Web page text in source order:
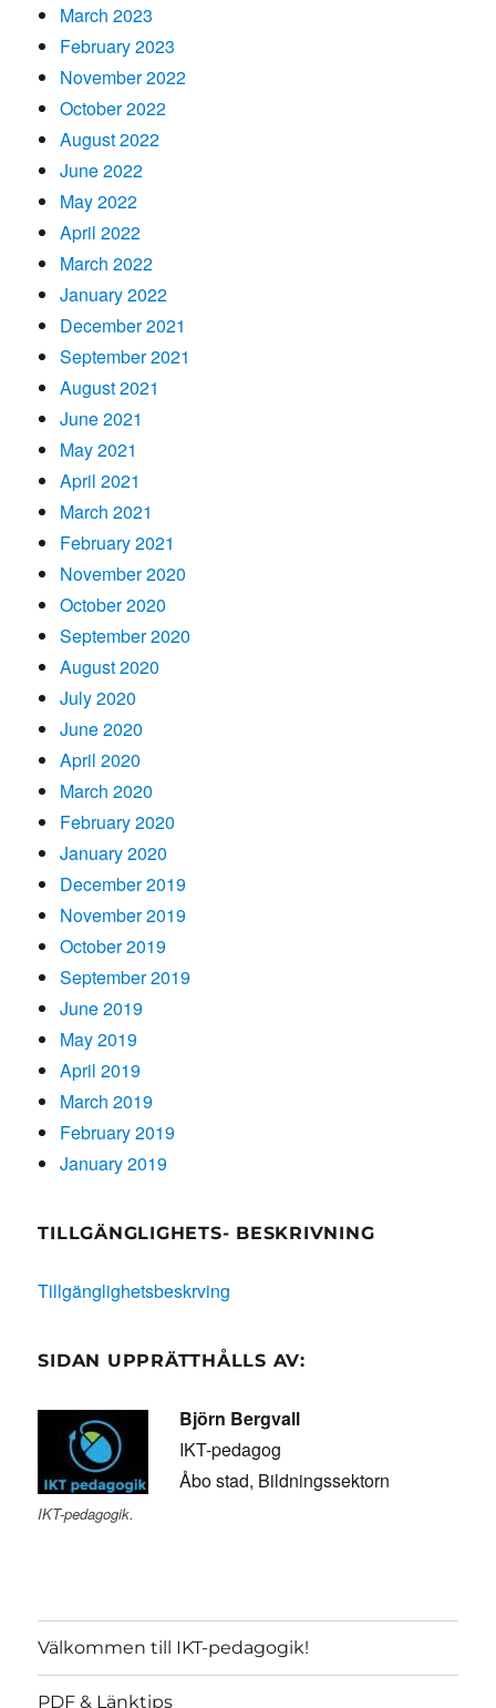
March 2023
February 2023
November 2022
October 2022
August 2022
June 2022
May 2022
April 2022
March 2022
January 2022
December 2021
September 2021
August 2021
June 2021
May 2021
April 2021
March 2021
February 2021
November 2020
October 2020
September 2020
August 2020
July 2020
June 2020
April 2020
March 2020
February 2020
January 2020
December 2019
November 2019
October 2019
September 2019
June 2019
May 2019
April 2019
March 2019
February 2019
January 2019
TILLGÄNGLIGHETS- BESKRIVNING
Tillgänglighetsbeskrving
SIDAN UPPRÄTTHÅLLS AV:
IKT-pedagogik.
Björn Bergvall
IKT-pedagog
Åbo stad, Bildningssektorn
Välkommen till IKT-pedagogik!
PDF & Länktips